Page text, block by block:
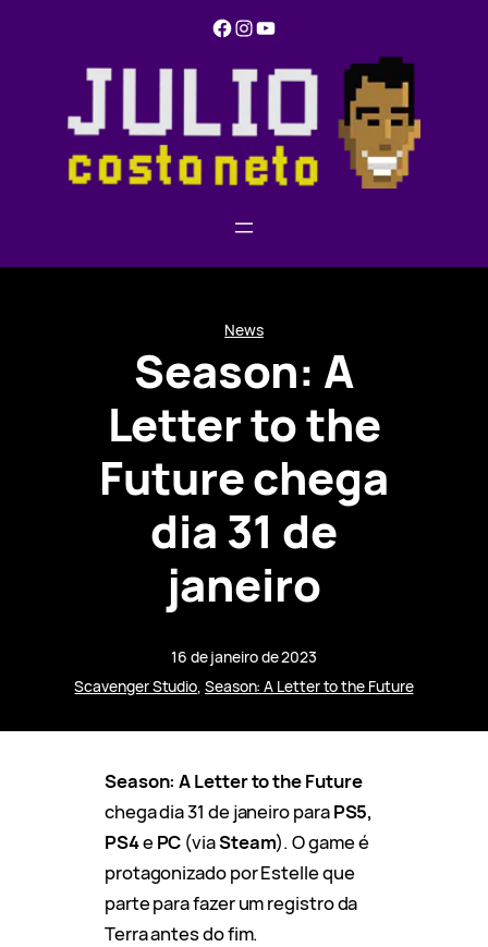
Facebook Instagram YouTube
News
Season: A
Letter to the
Future chega
dia 31 de
janeiro
16 de janeiro de 2023
Scavenger Studio, Season: A Letter to the Future
Season: A Letter to the Future
chega dia 31 de janeiro paraPS5,
PS4ePC (viaSteam). O game é
protagonizado por Estelle que
parte para fazer um registro da
Terra antes do fim.